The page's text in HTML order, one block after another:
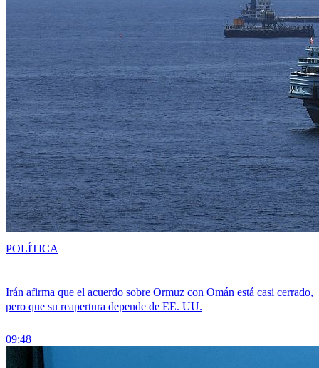
Irán afirma que el acuerdo sobre Ormuz con Omán está casi cerrado,
pero que su reapertura depende de EE. UU.
09:48
POLÍTICA